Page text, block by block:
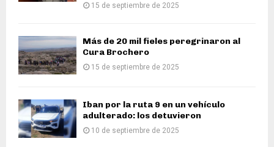
15 de septiembre de 2025
Más de 20 mil fieles peregrinaron al
Cura Brochero
15 de septiembre de 2025
Iban por la ruta 9 en un vehículo
adulterado: los detuvieron
10 de septiembre de 2025